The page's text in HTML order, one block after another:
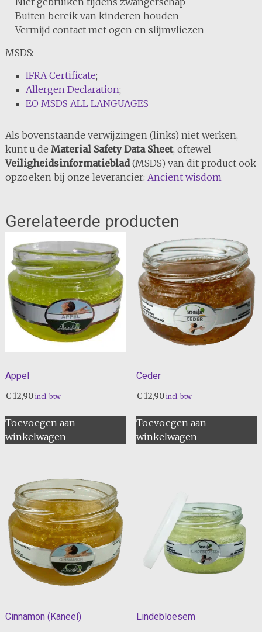
– Buiten bereik van kinderen houden
– Vermijd contact met ogen en slijmvliezen
MSDS:
IFRA Certificate;
Allergen Declaration;
EO MSDS ALL LANGUAGES
Als bovenstaande verwijzingen (links) niet werken,
kunt u de Material Safety Data Sheet, oftewel
Veiligheidsinformatieblad(MSDS) van dit product ook
opzoeken bij onze leverancier: Ancient wisdom
Gerelateerde producten
Appel
€12,90 incl. btw
Toevoegen aan
winkelwagen
Ceder
€12,90 incl. btw
Toevoegen aan
winkelwagen
Cinnamon (Kaneel) Lindebloesem